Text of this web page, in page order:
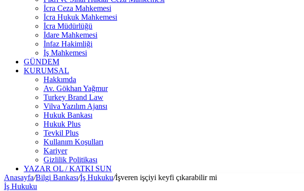
İcra Ceza Mahkemesi
İcra Hukuk Mahkemesi
İcra Müdürlüğü
İdare Mahkemesi
İnfaz Hakimliği
İş Mahkemesi
GÜNDEM
KURUMSAL
Hakkımda
Av. Gökhan Yağmur
Turkey Brand Law
Vilva Yazılım Ajansı
Hukuk Bankası
Hukuk Plus
Tevkil Plus
Kullanım Koşulları
Kariyer
Gizlilik Politikası
YAZAR OL / KATKI SUN
Anasayfa/Bilgi Bankası/İş Hukuku/İşveren işçiyi keyfi çıkarabilir mi
İş Hukuku